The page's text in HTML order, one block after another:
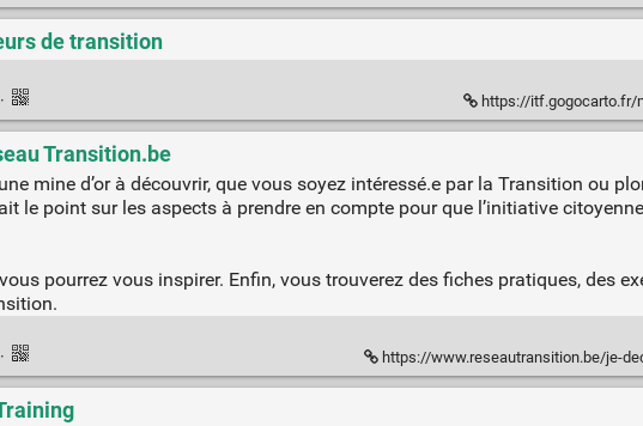
de transition
· https://itf.gogocarto.fr/
Transition.be
mine d’or à découvrir, que vous soyez intéressé.e par la Transition ou
le point sur les aspects à prendre en compte pour que l’initiative
pourrez vous inspirer. Enfin, vous trouverez des fiches pratiques, des
· https://www.reseautransition.be/je-